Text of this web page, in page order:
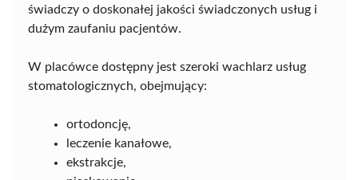
świadczy o doskonałej jakości świadczonych usług i
dużym zaufaniu pacjentów.
W placówce dostępny jest szeroki wachlarz usług
stomatologicznych, obejmujący:
ortodoncję,
leczenie kanałowe,
ekstrakcje,